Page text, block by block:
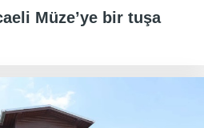
Müze’ye bir tuşa